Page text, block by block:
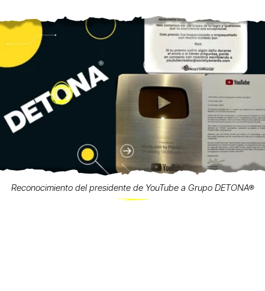
Reconocimiento del presidente de YouTube a Grupo DETONA®